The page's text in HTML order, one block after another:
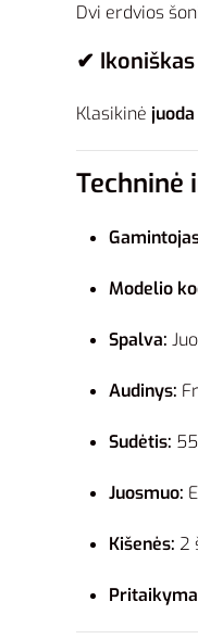
Dvi erdvios
✔
Klasikinė
Techninė
Modelio
Spalva:
Audinys:
Sudėtis:
Juosmuo:
Kišenės: 2